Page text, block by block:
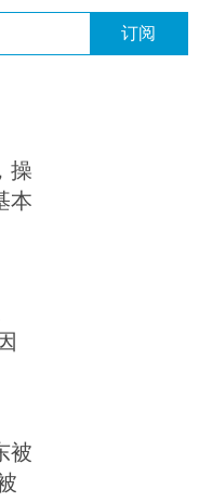
订阅
操
本
被